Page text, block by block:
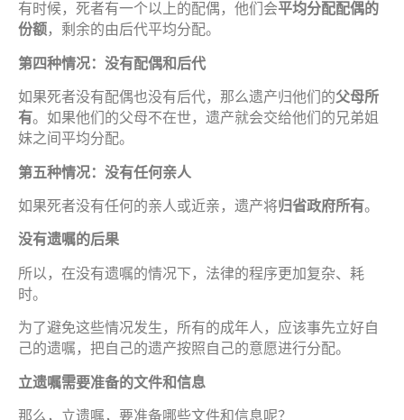
有时候，死者有一个以上的配偶，他们会平均分配配偶的
份额 ，剩余的由后代平均分配。
第四种情况： 没有配偶和后代
如果死者没有配偶也没有后代，那么遗产归他们的父母所
有。如果他们的父母不在世，遗产就会交给他们的兄弟姐
妹之间平均分配。
第五种情况： 没有任何亲人
如果死者没有任何的亲人或近亲，遗产将归省政府所有。
没有遗嘱的后果
所以，在没有遗嘱的情况下，法律的程序更加复杂、耗
时。
为了避免这些情况发生，所有的成年人，应该事先立好自
己的遗嘱，把自己的遗产按照自己的意愿进行分配。
立遗嘱需要准备的文件和信息
那么，立遗嘱，要准备哪些文件和信息呢？